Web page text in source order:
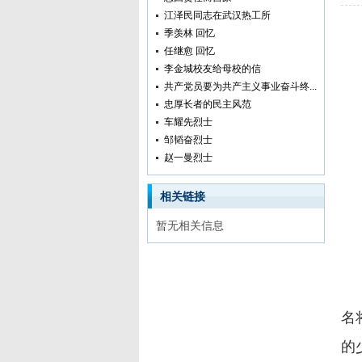
江泽民同志在武汉热工所
季羡林 回忆
任继愈 回忆
李金城校友给母校的信
共产党员要为共产主义事业奋斗终...
忠厚长者的民主风范
车耀先烈士
邹韬奋烈士
赵一曼烈士
相关链接
暂无相关信息
名
的